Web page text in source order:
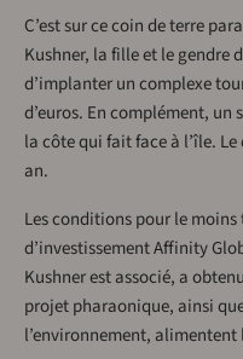
C’est sur ce coin de terre
Kushner, la fille et le gendre
d’implanter un complexe
d’euros. En complément, un
la côte qui fait face à l’île.
an.
Les conditions pour le
d’investissement Affinity
Kushner est associé, a
projet pharaonique, ainsi
l’environnement,